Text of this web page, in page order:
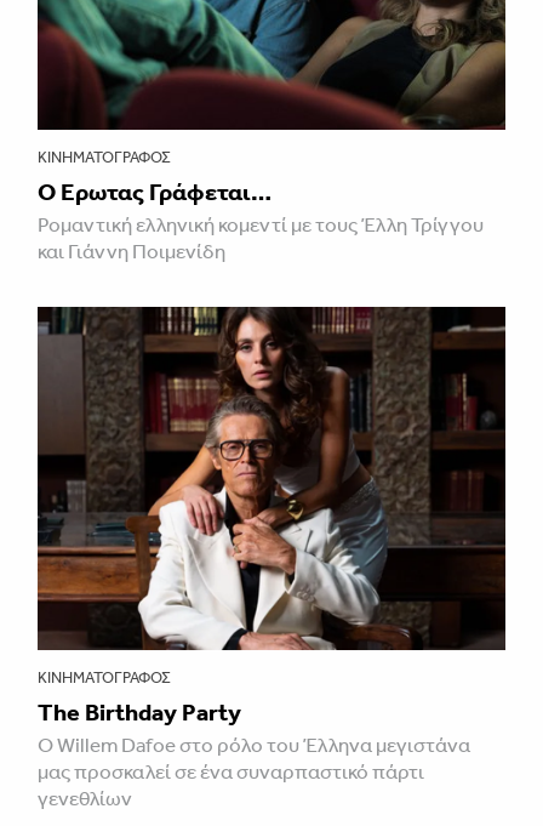
ΚΙΝΗΜΑΤΟΓΡΆΦΟΣ
Ο Έρωτας Γράφεται…
Ρομαντική ελληνική κομεντί με τους Έλλη Τρίγγου
και Γιάννη Ποιμενίδη
ΚΙΝΗΜΑΤΟΓΡΆΦΟΣ
The Birthday Party
Ο Willem Dafoe στο ρόλο του Έλληνα μεγιστάνα
μας προσκαλεί σε ένα συναρπαστικό πάρτι
γενεθλίων